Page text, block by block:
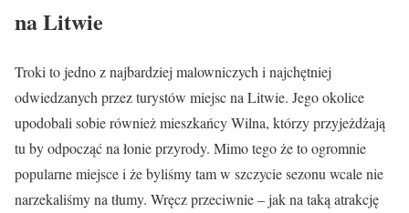
na Litwie
Troki to jedno z najbardziej malowniczych i najchętniej
odwiedzanych przez turystów miejsc na Litwie. Jego okolice
upodobali sobie również mieszkańcy Wilna, którzy przyjeżdżają
tu by odpocząć na łonie przyrody. Mimo tego że to ogromnie
popularne miejsce i że byliśmy tam w szczycie sezonu wcale nie
narzekaliśmy na tłumy. Wręcz przeciwnie – jak na taką atrakcję